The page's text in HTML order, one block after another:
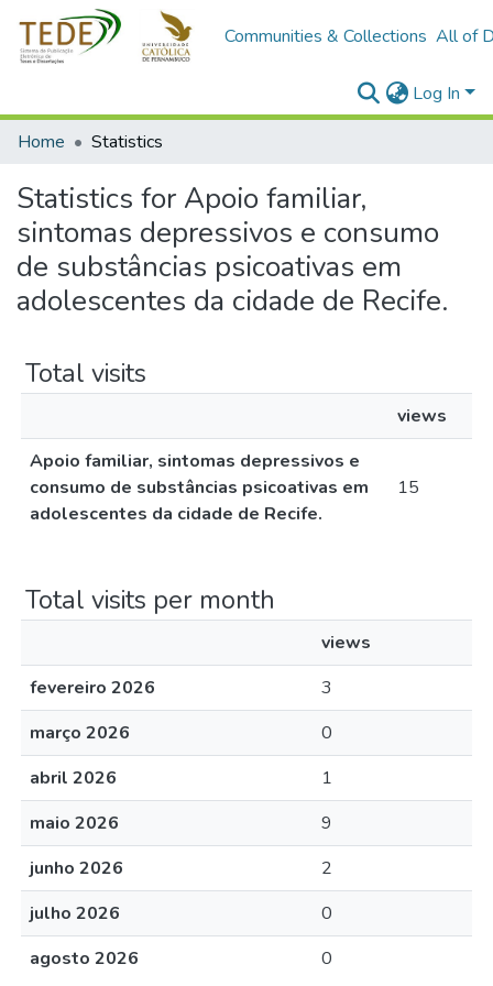
Communities & Collections All of
Log In
Home
Statistics
Statistics for Apoio familiar,
sintomas depressivos e consumo
de substâncias psicoativas em
adolescentes da cidade de Recife.
Total visits
views
Apoio familiar, sintomas depressivos e
consumo de substâncias psicoativas em
adolescentes da cidade de Recife.
15
Total visits per month
views
fevereiro 2026
3
março 2026
0
abril 2026
1
maio 2026
9
junho 2026
2
julho 2026
0
agosto 2026
0